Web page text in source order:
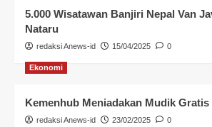
5.000 Wisatawan Banjiri Nepal Van
Nataru
redaksi Anews-id 15/04/2025 0
Ekonomi
Kemenhub Meniadakan Mudik
redaksi Anews-id 23/02/2025 0